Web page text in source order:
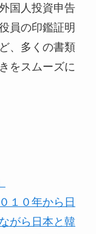
国人投資申告
員の印鑑証明
、多くの書類
をスムーズに
１０年から日
がら日本と韓